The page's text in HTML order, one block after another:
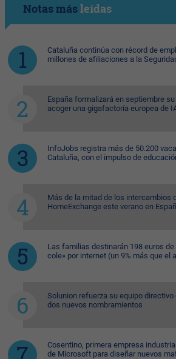
Notas másleídas
Cataluña continúa con récord de
millones de afiliaciones a la
España formalizará en septiembre
acoger una gigafactoría europea de
InfoJobs registra más de 50.200
Cataluña, con el impulso de
Más de la mitad de los intercambios
HomeExchange este verano en
Las familias destinarán 198 euros de
cole» por internet (un 9% más que el
Solunion refuerza su equipo
dos nuevos nombramientos
Cosentino, primera empresa
de Microsoft para diseñar nuevos